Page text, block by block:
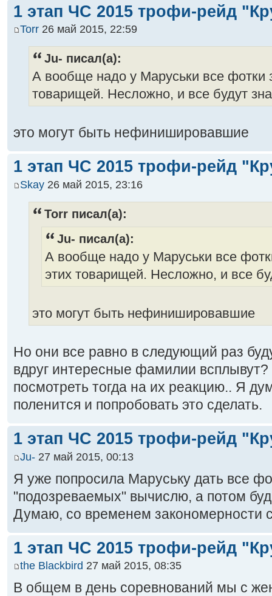
1 этап ЧС 2015 трофи-рейд
Torr 26 май 2015, 22:59
Ju- писал(а):
А вообще надо у Маруськи все фотки
товарищей. Несложно, и все будут
это могут быть нефинишировавшие
1 этап ЧС 2015 трофи-рейд
Skay 26 май 2015, 23:16
Torr писал(а):
Ju- писал(а):
А вообще надо у Маруськи все
этих товарищей. Несложно, и все
это могут быть нефинишировавшие
Но они все равно в следующий раз
вдруг интересные фамилии всплывут?
посмотреть тогда на их реакцию.. Я
поленится и попробовать это сделать.
1 этап ЧС 2015 трофи-рейд
Ju- 27 май 2015, 00:13
Я уже попросила Маруську дать все
"подозреваемых" вычислю, а потом
Думаю, со временем закономерности
1 этап ЧС 2015 трофи-рейд
the Blackbird 27 май 2015, 08:35
В общем в день соревнований мы с